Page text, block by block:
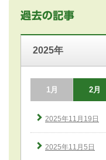
2025年
1月 2月
2025年11月19日
2025年11月5日